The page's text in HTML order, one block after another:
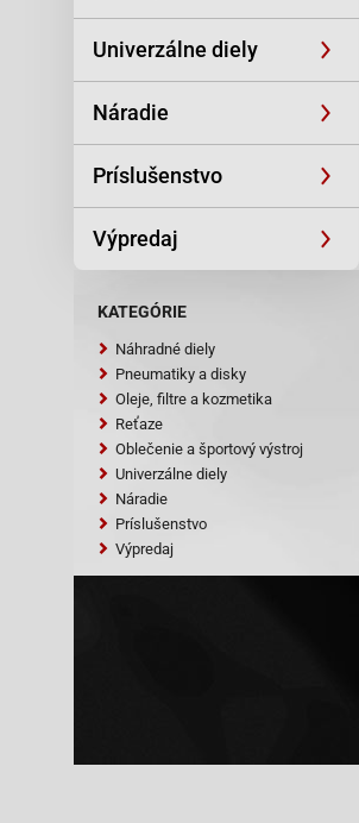
Univerzálne diely
Náradie
Príslušenstvo
Výpredaj
KATEGÓRIE
Náhradné diely
Pneumatiky a disky
Oleje, filtre a kozmetika
Reťaze
Oblečenie a športový výstroj
Univerzálne diely
Náradie
Príslušenstvo
Výpredaj